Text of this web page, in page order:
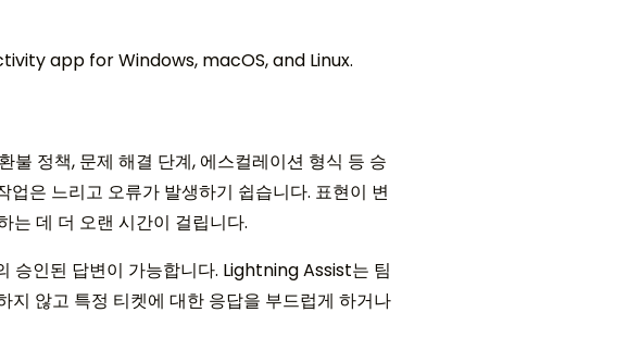
app for Windows, macOS, and Linux.
정책, 문제 해결 단계, 에스컬레이션 형식 등 승
은 느리고 오류가 발생하기 쉽습니다. 표현이 변
는 데 더 오랜 시간이 걸립니다.
승인된 답변이 가능합니다. Lightning Assist는 팀
않고 특정 티켓에 대한 응답을 부드럽게 하거나